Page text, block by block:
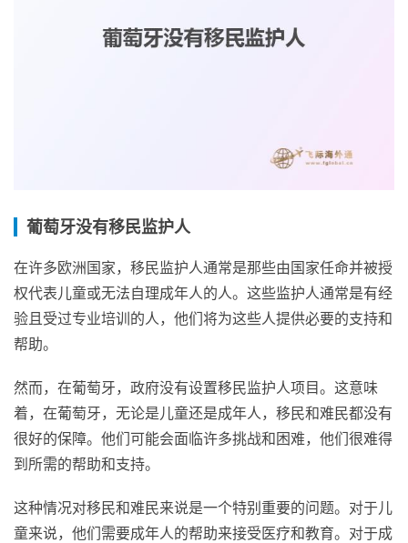
葡萄牙没有移民监护人
在许多欧洲国家，移民监护人通常是那些由国家任命并被授
权代表儿童或无法自理成年人的人。这些监护人通常是有经
验且受过专业培训的人，他们将为这些人提供必要的支持和
帮助。
然而，在葡萄牙，政府没有设置移民监护人项目。这意味
着，在葡萄牙，无论是儿童还是成年人，移民和难民都没有
很好的保障。他们可能会面临许多挑战和困难，他们很难得
到所需的帮助和支持。
这种情况对移民和难民来说是一个特别重要的问题。对于儿
童来说，他们需要成年人的帮助来接受医疗和教育。对于成